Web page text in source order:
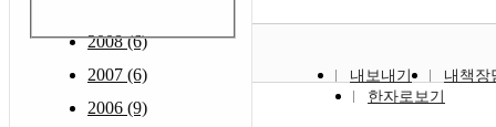
2008 (6)
2007 (6)
2006 (9)
내보내기
내책장
한자로보기